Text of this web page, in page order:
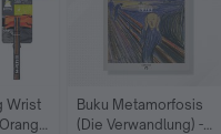
Wrist
Buku Metamorfosis
(Die Verwandlung) -